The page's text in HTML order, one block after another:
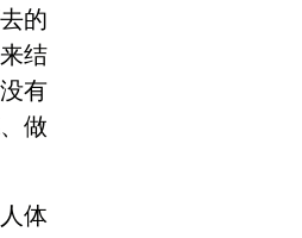
的
结
有
做
体